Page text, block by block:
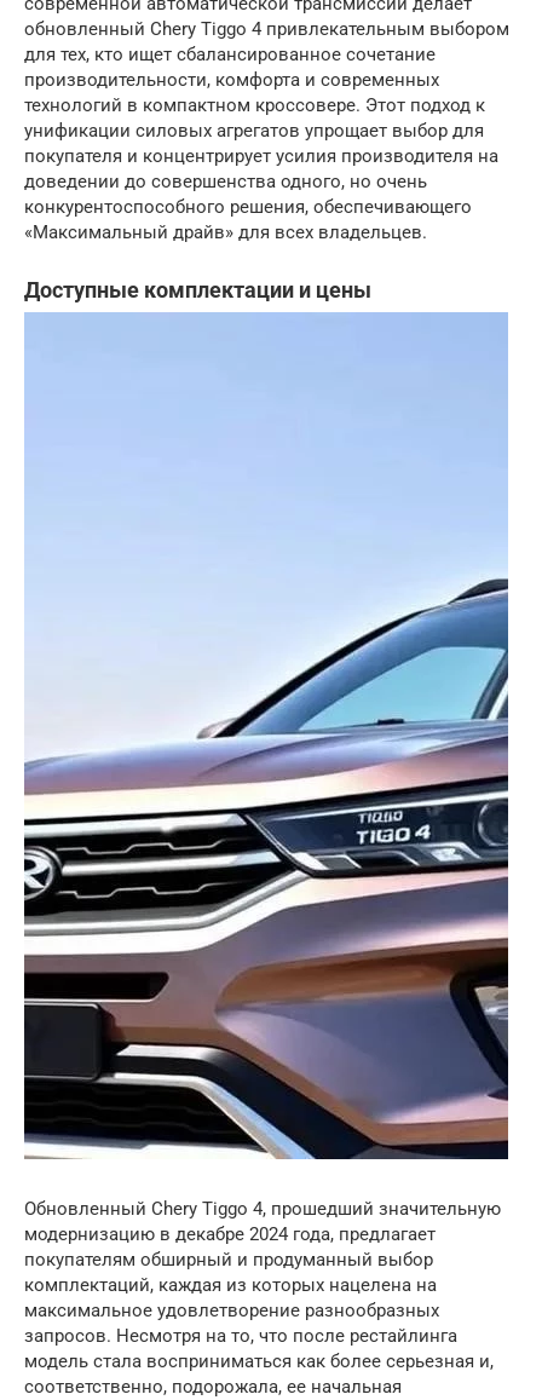
обновленный Chery Tiggo 4 привлекательным выбором
для тех, кто ищет сбалансированное сочетание
производительности, комфорта и современных
технологий в компактном кроссовере. Этот подход к
унификации силовых агрегатов упрощает выбор для
покупателя и концентрирует усилия производителя на
доведении до совершенства одного, но очень
конкурентоспособного решения, обеспечивающего
«Максимальный драйв» для всех владельцев.
Доступные комплектации и цены
Обновленный Chery Tiggo 4, прошедший значительную
модернизацию в декабре 2024 года, предлагает
покупателям обширный и продуманный выбор
комплектаций, каждая из которых нацелена на
максимальное удовлетворение разнообразных
запросов. Несмотря на то, что после рестайлинга
модель стала восприниматься как более серьезная и,
соответственно, подорожала, ее начальная